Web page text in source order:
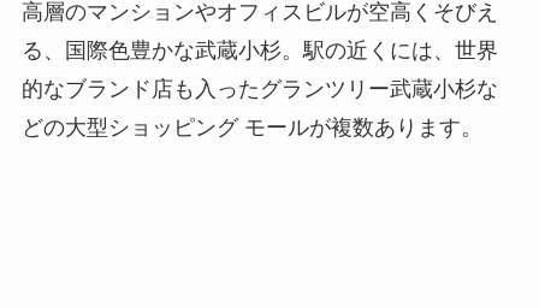
高層のマンションやオフィスビルが空高くそびえ
る、国際色豊かな武蔵小杉。駅の近くには、世界
的なブランド店も入ったグランツリー武蔵小杉な
どの大型ショッピング モールが複数あります。